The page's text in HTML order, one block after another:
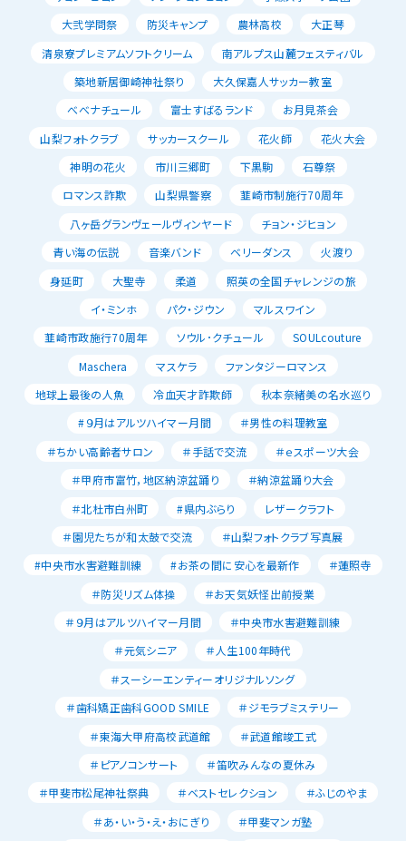
大弐学問祭
防災キャンプ 農林高校
大正琴
清泉寮プレミアムソフトクリーム
南アルプス山麓フェスティバル
築地新居御崎神社祭り
大久保嘉人サッカー教室
べべナチュール
富士すばるランド
お月見茶会
山梨フォトクラブ
サッカースクール 花火師
花火大会
神明の花火
市川三郷町 下黒駒
石尊祭
ロマンス詐欺
山梨県警察
韮崎市制施行70周年
八ヶ岳グランヴェールヴィンヤード
チョン・ジヒョン
青い海の伝説
音楽バンド ベリーダンス
火渡り
身延町
大聖寺 柔道
照英の全国チャレンジの旅
イ・ミンホ
パク・ジウン
マルスワイン
韮崎市政施行70周年
ソウル･クチュール
SOULcouture
Maschera
マスケラ
ファンタジーロマンス
地球上最後の人魚
冷血天才詐欺師
秋本奈緒美の名水巡り
#９月はアルツハイマー月間
＃男性の料理教室
＃ちかい高齢者サロン
＃手話で交流
＃ｅスポーツ大会
＃甲府市富竹，地区納涼盆踊り
＃納涼盆踊り大会
＃北杜市白州町
#県内ぶらり
レザークラフト
＃園児たちが和太鼓で交流
＃山梨フォトクラブ写真展
#中央市水害避難訓練
#お茶の間に安心を最新作
＃蓮照寺
＃防災リズム体操
＃お天気妖怪出前授業
＃９月はアルツハイマー月間
＃中央市水害避難訓練
＃元気シニア
＃人生100年時代
＃スーシーエンティーオリジナルソング
＃歯科矯正歯科GOOD SMILE
＃ジモラブミステリー
＃東海大甲府高校武道館
＃武道館竣工式
＃ピアノコンサート
＃笛吹みんなの夏休み
＃甲斐市松尾神社祭典
＃ベストセレクション
＃ふじのやま
＃あ・い・う・え・おにぎり
＃甲斐マンガ塾